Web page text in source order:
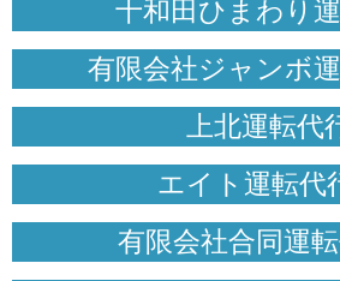
十和田ひまわり
有限会社ジャンボ
上北運転代
エイト運転代
有限会社合同運